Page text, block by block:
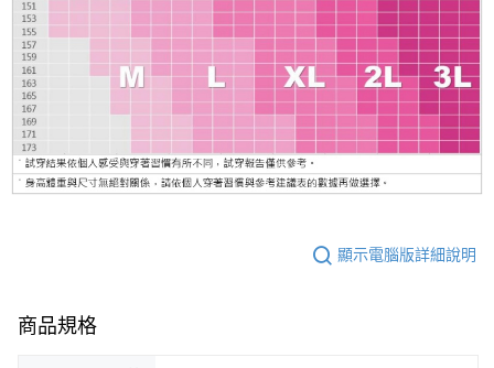
顯示電腦版詳細說明
商品規格